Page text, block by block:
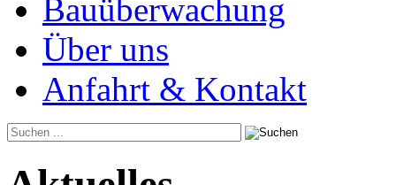
Bauüberwachung
Über uns
Anfahrt & Kontakt